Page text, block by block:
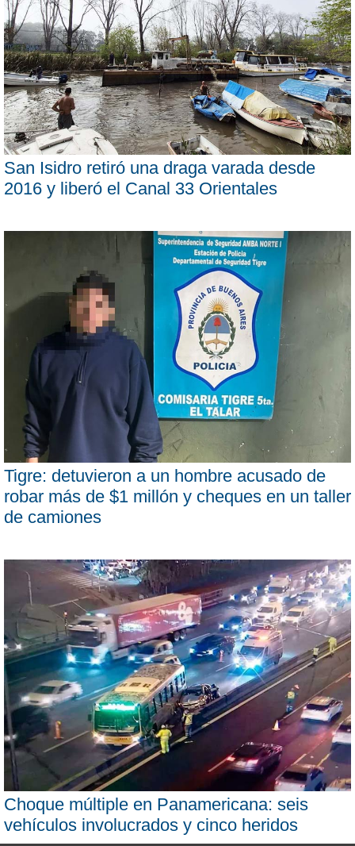
San Isidro retiró una draga varada desde
2016 y liberó el Canal 33 Orientales
Tigre: detuvieron a un hombre acusado de
robar más de $1 millón y cheques en un taller
de camiones
Choque múltiple en Panamericana: seis
vehículos involucrados y cinco heridos